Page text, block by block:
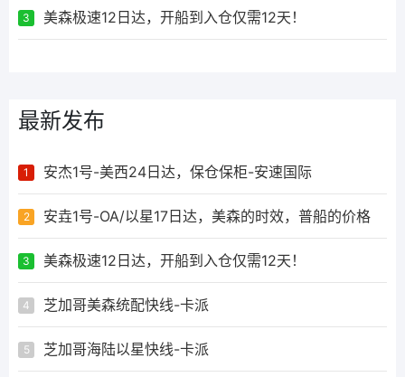
3 美森极速12日达，开船到入仓仅需12天！
最新发布
1 安杰1号-美西24日达，保仓保柜-安速国际
2 安垚1号-OA/以星17日达，美森的时效，普船的价格
3 美森极速12日达，开船到入仓仅需12天！
4 芝加哥美森统配快线-卡派
5 芝加哥海陆以星快线-卡派